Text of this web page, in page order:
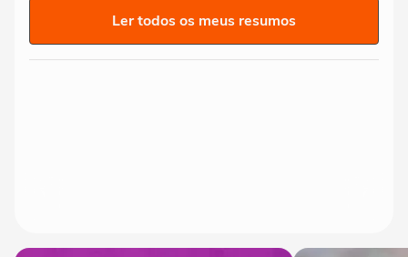
Ler todos os meus resumos